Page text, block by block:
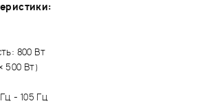
800 Вт
500 Вт)
- 105 Гц